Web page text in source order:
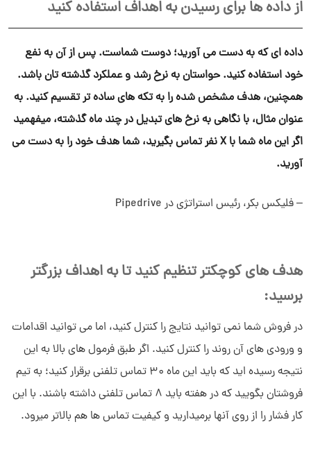
از داده ها برای رسیدن به اهداف استفاده کنید
داده ای که به دست می آورید؛ دوست شماست. پس از آن به نفع
خود استفاده کنید. حواستان به نرخ رشد و عملکرد گذشته تان باشد.
همچنین، هدف مشخص شده را به تکه های ساده تر تقسیم کنید. به
عنوان مثال، با نگاهی به نرخ های تبدیل در چند ماه گذشته، میفهمید
اگر این ماه شما با X نفر تماس بگیرید، شما هدف خود را به دست می
آورید.
– فلیکس بکر، رئیس استراتژی در Pipedrive
هدف های کوچکتر تنظیم کنید تا به اهداف بزرگتر
برسید:
در فروش شما نمی توانید نتایج را کنترل کنید، اما می توانید اقدامات
و ورودی های آن روند را کنترل کنید. اگر طبق فرمول های بالا به این
نتیجه رسیده اید که باید این ماه 30 تماس تلفنی برقرار کنید؛ به تیم
فروشتان بگویید که در هفته باید 8 تماس تلفنی داشته باشند. با این
کار فشار را از روی آنها برمیدارید و کیفیت تماس ها هم بالاتر میرود.